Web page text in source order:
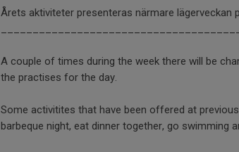
Årets aktiviteter presenteras närmare lägerveckan
A couple of times during the week there will be
the practises for the day.
Some activitites that have been offered at
barbeque night, eat dinner together, go swimming